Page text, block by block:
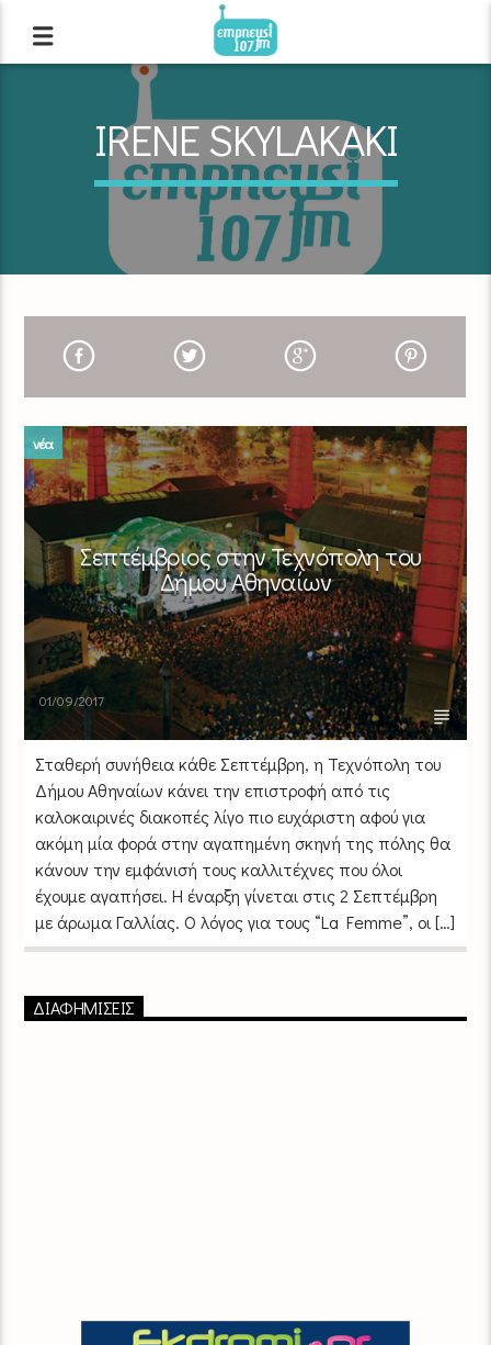
IRENE SKYLAKAKI
νέα
Σεπτέμβριος στην Τεχνόπολη του
Δήμου Αθηναίων
01/09/2017
Σταθερή συνήθεια κάθε Σεπτέμβρη, η Τεχνόπολη του
Δήμου Αθηναίων κάνει την επιστροφή από τις
καλοκαιρινές διακοπές λίγο πιο ευχάριστη αφού για
ακόμη μία φορά στην αγαπημένη σκηνή της πόλης θα
κάνουν την εμφάνισή τους καλλιτέχνες που όλοι
έχουμε αγαπήσει. H έναρξη γίνεται στις 2 Σεπτέμβρη
με άρωμα Γαλλίας. Ο λόγος για τους “La Femme”, οι […]
ΔΙΑΦΗΜΙΣΕΙΣ